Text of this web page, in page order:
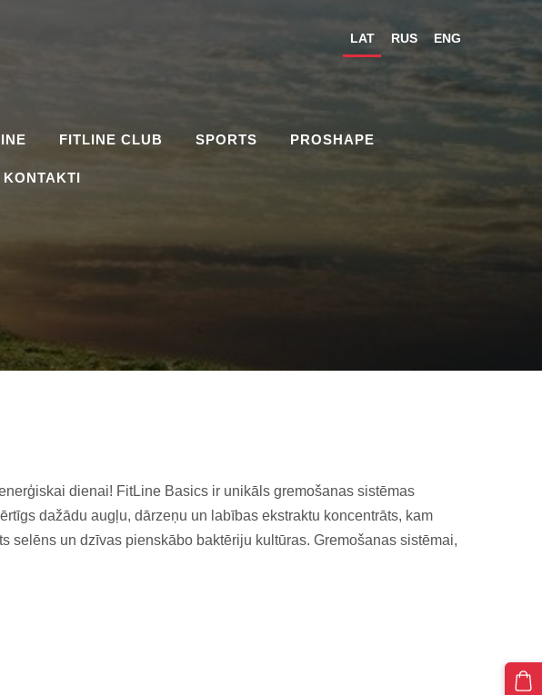
LAT RUS ENG
FITLINE CLUB SPORTS PROSHAPE
KONTAKTI
dienai! FitLine Basics ir unikāls gremošanas sistēmas
dažādu augļu, dārzeņu un labības ekstraktu koncentrāts, kam
un dzīvas pienskābo baktēriju kultūras. Gremošanas sistēmai,